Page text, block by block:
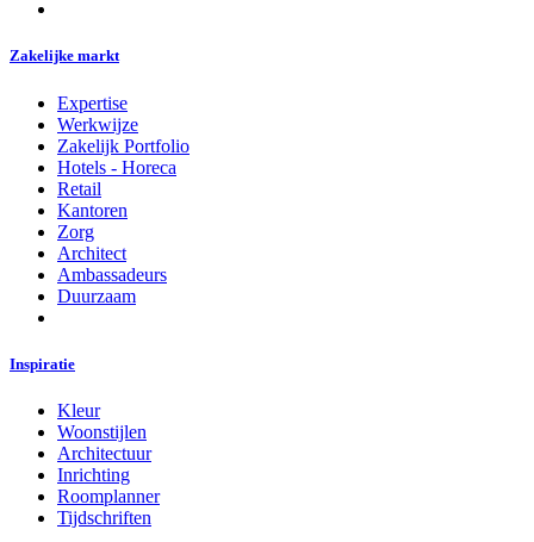
Zakelijke markt
Expertise
Werkwijze
Zakelijk Portfolio
Hotels - Horeca
Retail
Kantoren
Zorg
Architect
Ambassadeurs
Duurzaam
Inspiratie
Kleur
Woonstijlen
Architectuur
Inrichting
Roomplanner
Tijdschriften